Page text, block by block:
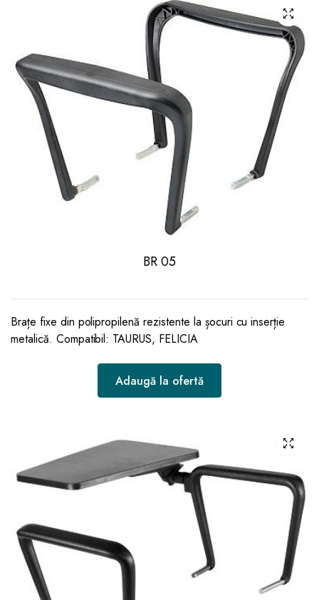
BR 05
Brațe fixe din polipropilenă rezistente la șocuri cu inserție
metalică. Compatibil: TAURUS, FELICIA
Adaugă la ofertă